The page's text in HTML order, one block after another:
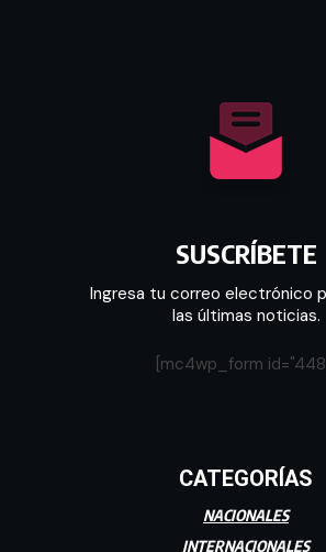
SUSCRÍBETE
Ingresa tu correo electrónico
las últimas noticias.
[mc4wp_form
CATEGORÍAS
NACIONALES
INTERNACIONALES